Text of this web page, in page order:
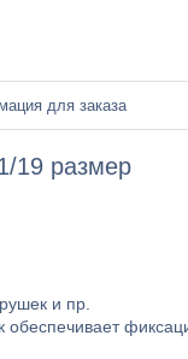
для заказа
19 размер
и пр.
обеспечивает